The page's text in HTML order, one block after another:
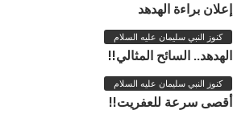
إعلان براءة الهدهد
كنوز النبي سليمان عليه السلام
الهدهد.. السائح المثالي!!
كنوز النبي سليمان عليه السلام
أقصى سرعة للعفريت!!